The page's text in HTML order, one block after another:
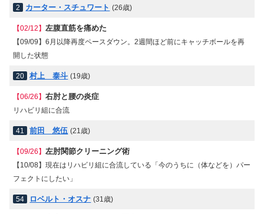
2 カーター・スチュワート (26歳)
【02/12】左腹直筋を痛めた
【09/09】6月以降再度ペースダウン。2週間ほど前にキャッチボールを再
開した状態
20 村上 泰斗 (19歳)
【06/26】右肘と腰の炎症
リハビリ組に合流
41 前田 悠伍 (21歳)
【09/26】左肘関節クリーニング術
【10/08】現在はリハビリ組に合流している「今のうちに（体などを）パー
フェクトにしたい 」
54 ロベルト・オスナ (31歳)